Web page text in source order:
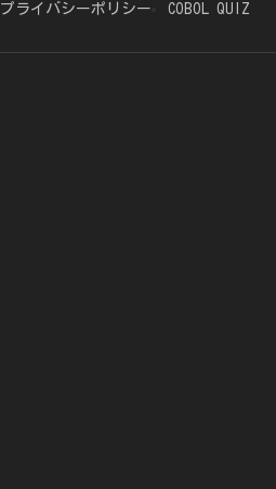
プライバシーポリシー COBOL QUIZ